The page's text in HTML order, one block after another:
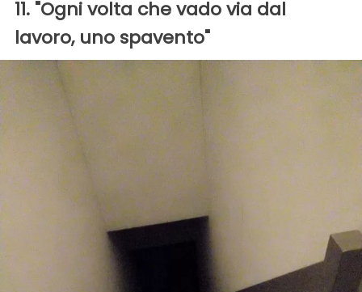
11. "Ogni volta che vado via dal
lavoro, uno spavento"